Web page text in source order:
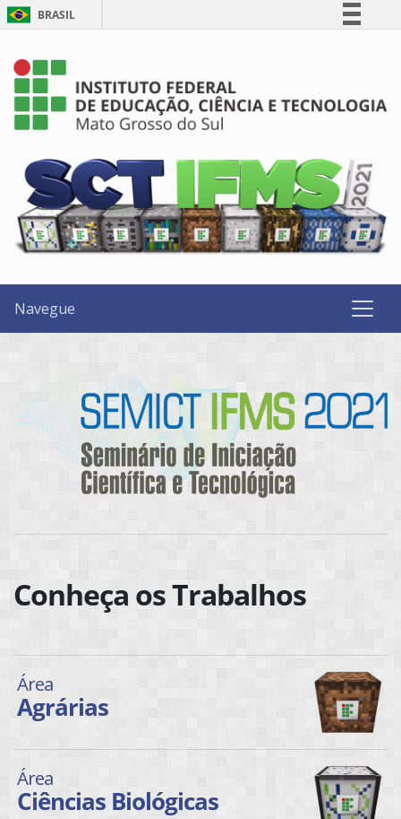
BRASIL
Participe
Canais
Navegue
Conheça os Trabalhos
Área
Agrárias
Área
Ciências Biológicas